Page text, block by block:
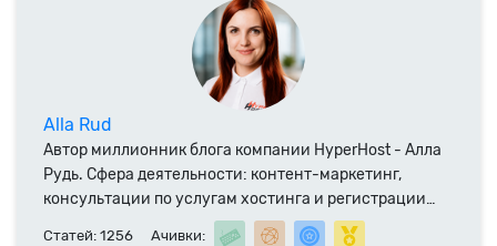
Alla Rud
Автор миллионник блога компании HyperHost - Алла
Рудь. Сфера деятельности: контент-маркетинг,
консультации по услугам хостинга и регистрации
доменных имен. Специалист компании HyperHost.UA
Статей: 1256 Ачивки: